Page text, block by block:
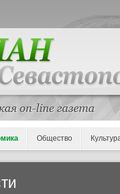
Общество